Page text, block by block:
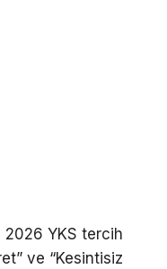
2026 YKS tercih
ve “Kesintisiz